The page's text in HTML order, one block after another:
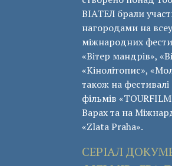
ВІАТЕЛ брали
нагородами на
міжнародних
«Вітер мандрів»,
«Кінолітопис»,
також на
фільмів
Варах та на
«Zlata Praha».
СЕРІАЛ